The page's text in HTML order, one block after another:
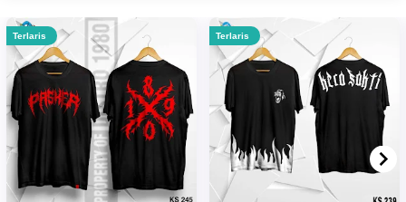
Terlaris Terlaris